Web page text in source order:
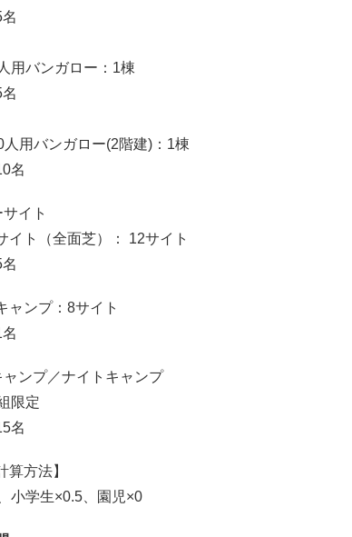
用バンガロー：1棟
人用バンガロー(2階建)：1棟
名
イト
イト（全面芝）： 12サイト
ャンプ：8サイト
ャンプ／ナイトキャンプ
限定
名
算方法】
小学生×0.5、園児×0